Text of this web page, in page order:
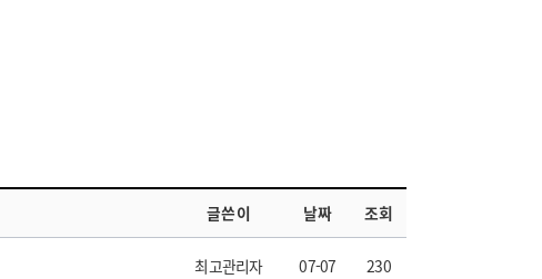
글쓴이 날짜 조회
최고관리자 07-07 230